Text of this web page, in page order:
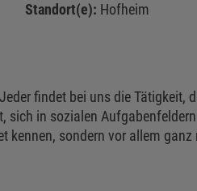
Standort(e): Hofheim
findet bei uns die Tätigkeit,
in sozialen
sondern vor allem